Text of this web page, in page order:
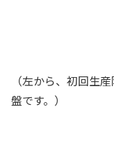
（左から、初回生
盤です。）